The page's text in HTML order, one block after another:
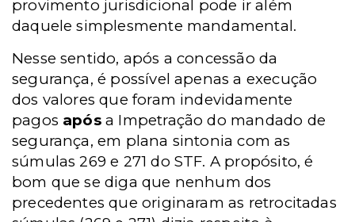
provimento jurisdicional pode ir além
daquele simplesmente mandamental.
Nesse sentido, após a concessão da
segurança, é possível apenas a execução
dos valores que foram indevidamente
pagos apósa Impetração do mandado de
segurança, em plana sintonia com as
súmulas 269 e 271 do STF. A propósito, é
bom que se diga que nenhum dos
precedentes que originaram as retrocitadas